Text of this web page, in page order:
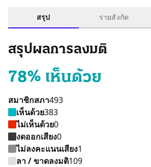
สรุป รายสังกัด
สรุปผลการลงมติ
78% เห็นด้วย
สมาชิกสภา493
เห็นด้วย383
ไม่เห็นด้วย0
งดออกเสียง0
ไม่ลงคะแนนเสียง1
ลา / ขาดลงมติ109
เห็นด้วย 383 คน